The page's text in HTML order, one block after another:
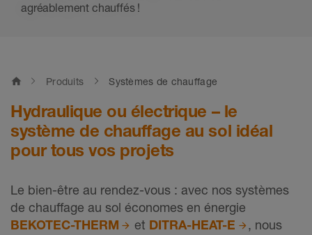
agréablement chauffés !
home Produits Systèmes de chauffage
Hydraulique ou électrique – le
système de chauffage au sol idéal
pour tous vos projets
Le bien-être au rendez-vous : avec nos systèmes
de chauffage au sol économes en énergie
BEKOTEC-THERM
et DITRA-HEAT-E
, nous